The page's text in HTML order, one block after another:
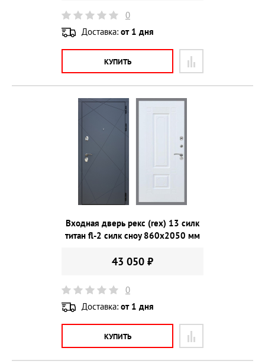
0
Доставка: от 1 дня
КУПИТЬ
Входная дверь рекс (rex) 13 силк
титан fl-2 силк сноу 860х2050 мм
43 050 ₽
0
Доставка: от 1 дня
КУПИТЬ